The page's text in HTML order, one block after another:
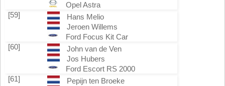
Opel Astra
[59]
Hans Melio
Jeroen Willems
Ford Focus Kit Car
[60]
John van de Ven
Jos Hubers
Ford Escort RS 2000
[61]
Pepijn ten Broeke